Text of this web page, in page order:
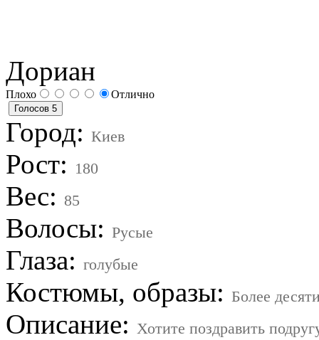
Дориан
Плохо Отлично
Город: Киев
Рост: 180
Вес: 85
Волосы: Русые
Глаза: голубые
Костюмы, образы: Более
Описание: Хотите поздравить